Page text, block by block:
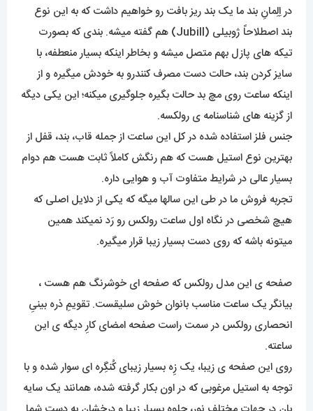
در اِلِمانِ بند ما یک بند ریز بافت رو خواهیم داشت که به این نوع
بند اصطلاحاً ژوبیلی (Jubill) هم گفته میشه. بندی که بصورت
تیکه های پازل بهم متصل میشه و بخاطر اینکه بسیار منعطفه، با
سایز کردن بند، حالت دست مصرف کنندرو به خودش میگیره و از
اینکه ساعت روی مچ بد حالت بگیره جلوگیری میکنه؛ این یکی دیگه
از گزینه های شناسنامه ی رولکسه.
جنس فلز استفاده شده در کل این ساعت از جمله قاب، بند، قفل از
بهترین نوع استیل هست که هم رنگش کاملاً ثابت هست هم دوام
بسیار عالی در شرایط متفاوت آب و هوایی داره.
تجربه فروش ما در طی این سالها میگه که یکی از دلایل اصلی که
هیچ شخصی در نگاه اول ساعت رولکس رو رَد نمیکند همین
میتونه باشه که روی دست بسیار زیبا قرار میگیره.
صفحه ی این مدل رولکس که صفحه ای خوشرنگ هم هست ،
بیانگر یک ساعت مناسب بانوان خوش سلیقست. تقویمِ ذره بینیِ
انحصاری رولکس در سمت راست صفحه امضای کارِ دیگه ی این
ساعته.
روی این صفحه ی زیبا، یک زِه بسیار زیبای کُنگِره ای سوار شده و با
توجه به استیل مرغوبی که در اون بکار گرفته شده، همانند یک سایه